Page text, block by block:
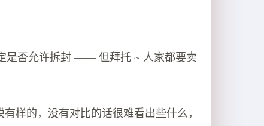
是否允许拆封 —— 但拜托 ~ 人家都要卖
样的，没有对比的话很难看出些什么，